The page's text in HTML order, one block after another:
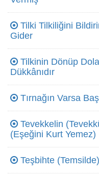
Tilki Tilkiliğini
Gider
Tilkinin Dönüp
Dükkânıdır
Tırnağın Varsa
Tevekkelin
(Eşeğini Kurt Yemez)
Teşbihte